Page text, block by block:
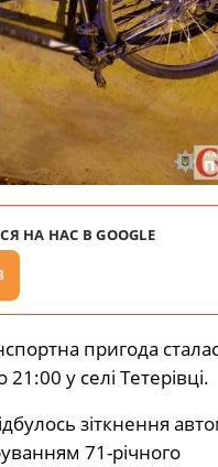
НА НАС В GOOGLE
пригода
у селі Тетерівці.
зіткнення
71-річного